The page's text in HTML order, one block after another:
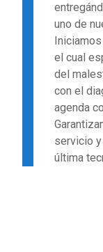
uno de
el cual
del
con el
agenda
servicio
última